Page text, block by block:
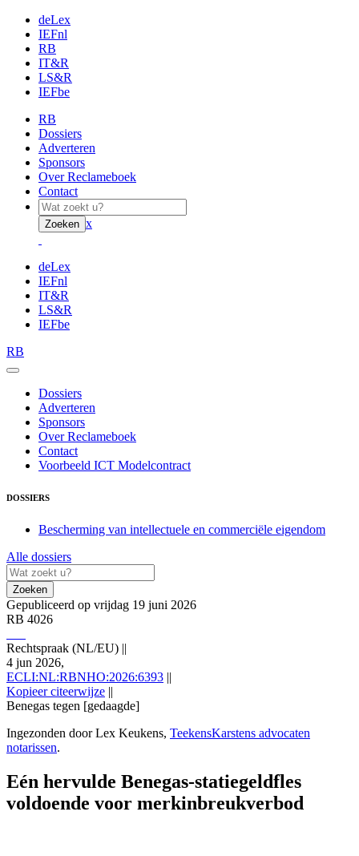
deLex
IEFnl
RB
IT&R
LS&R
IEFbe
RB
Dossiers
Adverteren
Sponsors
Over Reclameboek
Contact
Zoeken x
deLex
IEFnl
IT&R
LS&R
IEFbe
RB
Dossiers
Adverteren
Sponsors
Over Reclameboek
Contact
Voorbeeld ICT Modelcontract
DOSSIERS
Bescherming van intellectuele en commerciële eigendom
Alle dossiers
Zoeken
Gepubliceerd op vrijdag 19 juni 2026
RB 4026
Rechtspraak (NL/EU) ||
4 jun 2026,
ECLI:NL:RBNHO:2026:6393 ||
Kopieer citeerwijze ||
Benegas tegen [gedaagde]
ECLI:NL:RBNHO:2026:6393 (Benegas tegen [gedaagde]),
https://redactie-delex.cshark.nl/artikelen/een-hervulde-benegas-
Ingezonden door Lex Keukens, TeekensKarstens advocaten
notarissen.
Eén hervulde Benegas-statiegeldfles
voldoende voor merkinbreukverbod